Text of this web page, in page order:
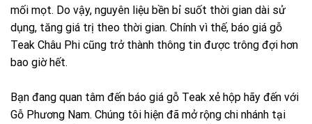
mối mọt. Do vậy, nguyên liệu bền bỉ suốt thời gian dài sử
dụng, tăng giá trị theo thời gian. Chính vì thế, báo giá gỗ
Teak Châu Phi cũng trở thành thông tin được trông đợi hơn
bao giờ hết.
Bạn đang quan tâm đến báo giá gỗ Teak xẻ hộp hãy đến với
Gỗ Phương Nam. Chúng tôi hiện đã mở rộng chi nhánh tại